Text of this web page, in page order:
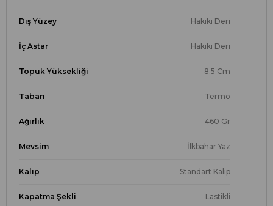
Dış Yüzey Hakiki Deri
İç Astar Hakiki Deri
Topuk Yüksekliği 8.5 Cm
Taban Termo
Ağırlık 460 Gr
Mevsim İlkbahar Yaz
Kalıp Standart Kalıp
Kapatma Şekli Lastikli